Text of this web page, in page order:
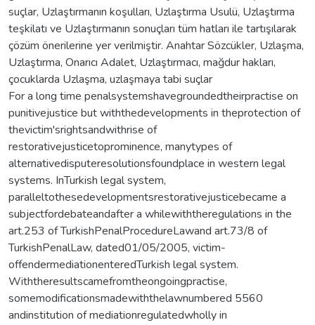
suçlar, Uzlaştırmanın koşulları, Uzlaştırma Usulü, Uzlaştırma
teşkilatı ve Uzlaştırmanın sonuçları tüm hatları ile tartışılarak
çözüm önerilerine yer verilmiştir. Anahtar Sözcükler, Uzlaşma,
Uzlaştırma, Onarıcı Adalet, Uzlaştırmacı, mağdur hakları,
çocuklarda Uzlaşma, uzlaşmaya tabi suçlar
For a long time penalsystemshavegroundedtheirpractise on
punitivejustice but withthedevelopments in theprotection of
thevictim'srightsandwithrise of
restorativejusticetoprominence, manytypes of
alternativedisputeresolutionsfoundplace in western legal
systems. InTurkish legal system,
paralleltothesedevelopmentsrestorativejusticebecame a
subjectfordebateandafter a whilewiththeregulations in the
art.253 of TurkishPenalProcedureLawand art.73/8 of
TurkishPenalLaw, dated01/05/2005, victim-
offendermediationenteredTurkish legal system.
Withtheresultscamefromtheongoingpractise,
somemodificationsmadewiththelawnumbered 5560
andinstitution of mediationregulatedwholly in